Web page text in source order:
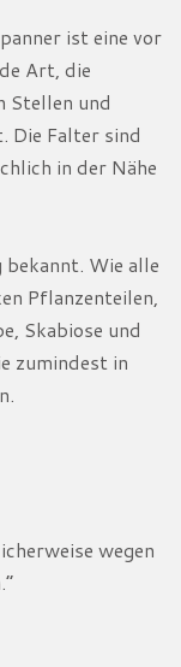
ist eine vor
Art, die
Stellen und
Die Falter sind
in der Nähe
bekannt. Wie alle
Pflanzenteilen,
Skabiose und
zumindest in
wegen